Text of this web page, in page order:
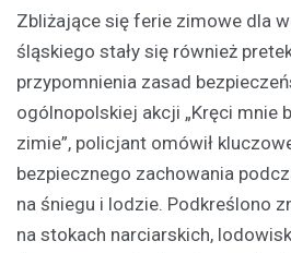
Zbliżające się ferie zimowe dla
śląskiego stały się również
przypomnienia zasad
ogólnopolskiej akcji „Kręci mnie
zimie”, policjant omówił
bezpiecznego zachowania
na śniegu i lodzie. Podkreślono
na stokach narciarskich,